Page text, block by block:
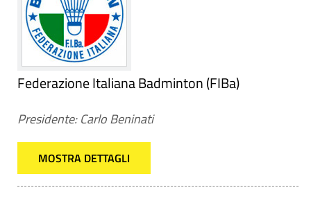
Federazione Italiana Badminton (FIBa)
Presidente: Carlo Beninati
MOSTRA DETTAGLI